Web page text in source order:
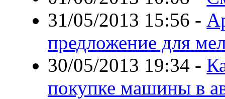
31/05/2013 15:56 -
предложение для
30/05/2013 19:34 -
покупке машины в